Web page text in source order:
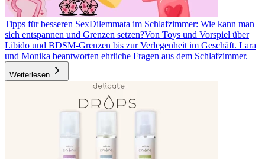
Tipps für besseren SexDilemmata im Schlafzimmer: Wie kann man
sich entspannen und Grenzen setzen?Von Toys und Vorspiel über
Libido und BDSM-Grenzen bis zur Verlegenheit im Geschäft. Lara
und Monika beantworten ehrliche Fragen aus dem Schlafzimmer.
Weiterlesen